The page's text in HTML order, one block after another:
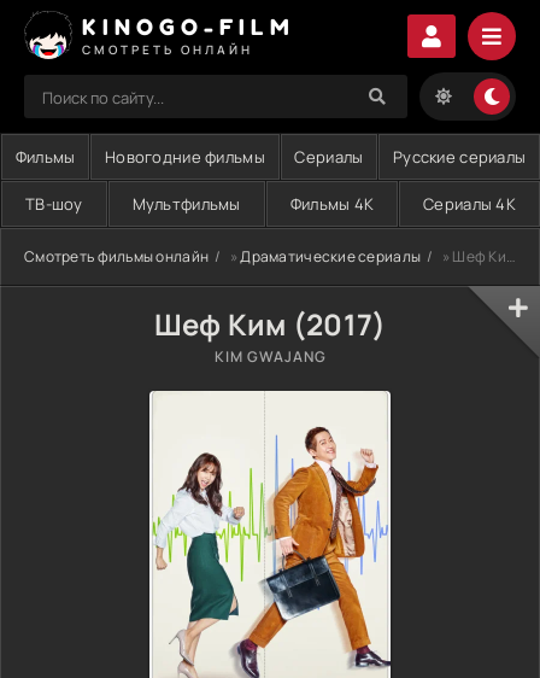
KINOGO-FILM
СМОТРЕТЬ ОНЛАЙН
Фильмы Новогодние фильмы Сериалы Русские сериалы
ТВ-шоу Мультфильмы Фильмы 4K Сериалы 4K
Смотреть фильмы онлайн »Драматические сериалы » Шеф Ким (2017)
Шеф Ким (2017)
KIM GWAJANG